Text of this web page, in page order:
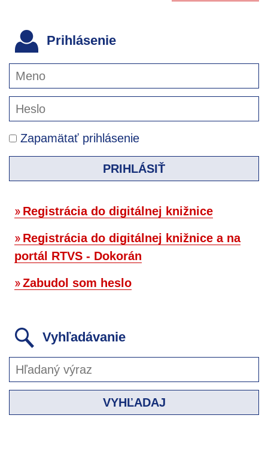
Prihlásenie
Zapamätať prihlásenie
PRIHLÁSIŤ
Registrácia do digitálnej knižnice
Registrácia do digitálnej knižnice a na
portál RTVS - Dokorán
Zabudol som heslo
Vyhľadávanie
VYHĽADAJ